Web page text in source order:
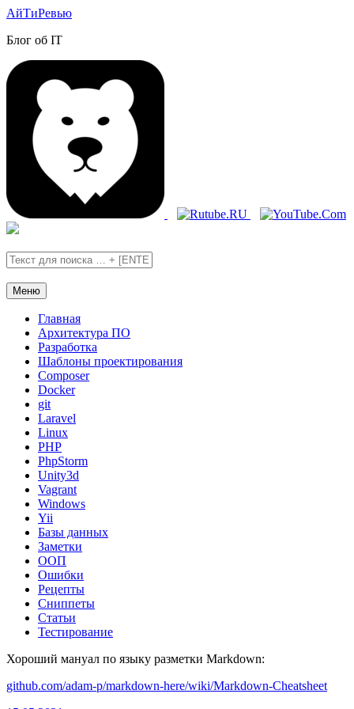
Skip
the
Skip
the
menu
АйТиРевью
Блог об IT
Меню
Главная
Архитектура ПО
Разработка
Шаблоны проектирования
Composer
Docker
git
Laravel
Linux
PHP
PhpStorm
Unity3d
Vagrant
Windows
Yii
Базы данных
Заметки
ООП
Ошибки
Рецепты
Сниппеты
Статьи
Тестирование
Хороший мануал по языку разметки Markdown:
github.com/adam-p/markdown-here/wiki/Markdown-Cheatsheet